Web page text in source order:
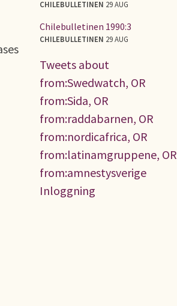
CHILEBULLETINEN 29 AUG
Chilebulletinen 1990:3
CHILEBULLETINEN 29 AUG
Tweets about
from:Swedwatch, OR
from:Sida, OR
from:raddabarnen, OR
from:nordicafrica, OR
from:latinamgruppene, OR
from:amnestysverige
Inloggning